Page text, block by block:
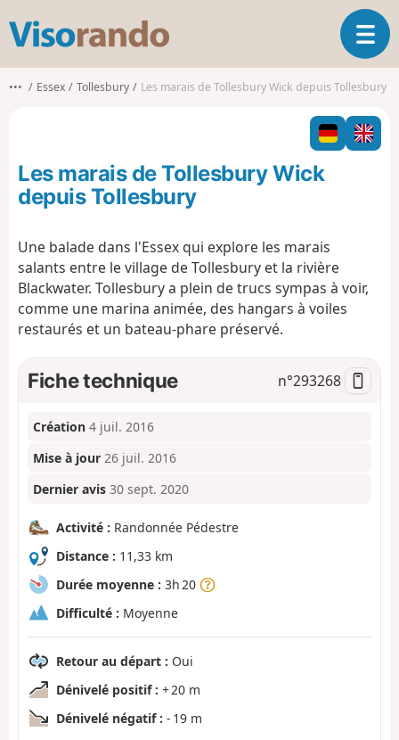
s
o
o
O
u
i
r
l
a
n
••• Essex Tollesbury Les marais de Tollesbury Wick depuis Tollesbury
Les marais de Tollesbury Wick
depuis Tollesbury
Une balade dans l'Essex qui explore les marais
salants entre le village de Tollesbury et la rivière
Blackwater. Tollesbury a plein de trucs sympas à voir,
comme une marina animée, des hangars à voiles
restaurés et un bateau-phare préservé.
Fiche technique n°293268
Création 4 juil. 2016
Mise à jour 26 juil. 2016
Dernier avis 30 sept. 2020
Activité : Randonnée Pédestre
Distance : 11,33 km
Durée moyenne : 3h 20
Difficulté : Moyenne
Retour au départ : Oui
Dénivelé positif : + 20 m
Dénivelé négatif : - 19 m